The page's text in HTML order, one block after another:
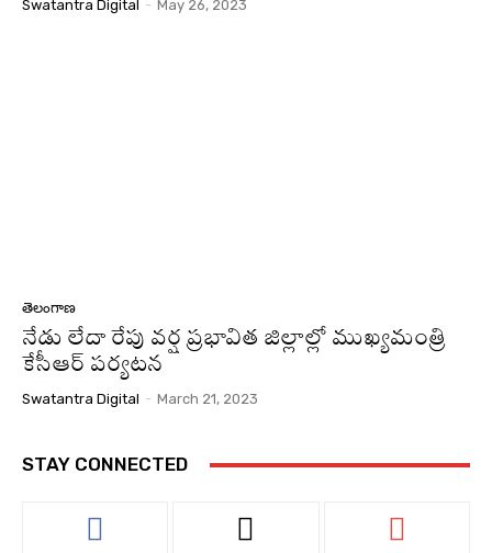
Swatantra Digital - May 26, 2023
తెలంగాణ
నేడు లేదా రేపు వర్ష ప్రభావిత జిల్లాల్లో ముఖ్యమంత్రి
కేసీఆర్ పర్యటన
Swatantra Digital - March 21, 2023
STAY CONNECTED